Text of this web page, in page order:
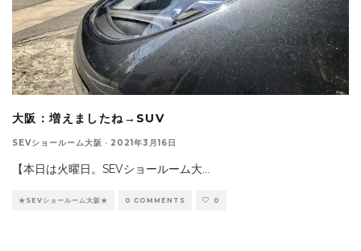
大阪：増えましたね→SUV
SEVショールーム大阪 · 2021年3月16日
【本日は火曜日。SEVショールーム大
★SEVショールーム大阪★ 0 COMMENTS 0